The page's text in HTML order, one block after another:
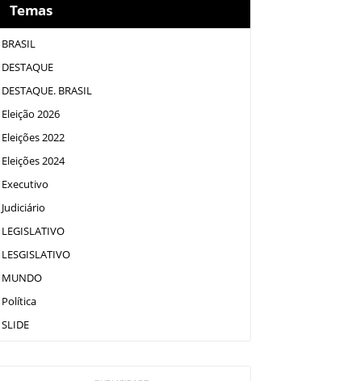
Temas
BRASIL
DESTAQUE
DESTAQUE. BRASIL
Eleição 2026
Eleições 2022
Eleições 2024
Executivo
Judiciário
LEGISLATIVO
LESGISLATIVO
MUNDO
Política
SLIDE